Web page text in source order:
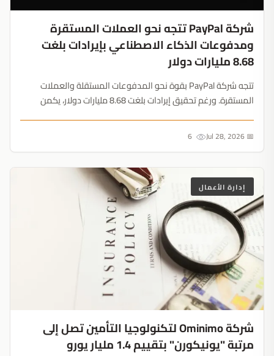
شركة PayPal تتجه نحو العملات المستقرة
ومدفوعات الذكاء الاصطناعي بإيرادات بلغت
8.68 مليارات دولار
تتجه شركة PayPal بقوة نحو المدفوعات المستقلة والعملات
المستقرة. ورغم تحقيق إيرادات بلغت 8.68 مليارات دولار، يكمن
وحجم تداولات Venmo الضخم....📅 Jul 28, 2026
إدارة الأعمال
شركة Ominimo لتكنولوجيا التأمين تصل إلى
مرتبة "يونيكورن" بتقييم 1.4 مليار يورو